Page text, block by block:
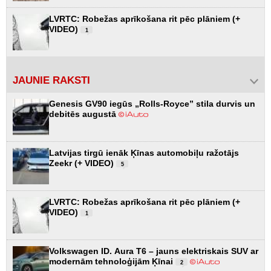
LVRTC: Robežas aprīkošana rit pēc plāniem (+
VIDEO)
1
JAUNIE RAKSTI
Genesis GV90 iegūs „Rolls-Royce” stila durvis un
debitēs augustā
Latvijas tirgū ienāk Ķīnas automobiļu ražotājs
Zeekr (+ VIDEO)
5
LVRTC: Robežas aprīkošana rit pēc plāniem (+
VIDEO)
1
Volkswagen ID. Aura T6 – jauns elektriskais SUV ar
modernām tehnoloģijām Ķīnai
2